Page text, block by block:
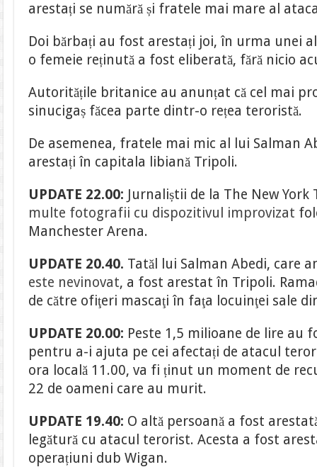
arestați se numără și fratele mai mare al
Doi bărbați au fost arestați joi, în urma unei
o femeie reținută a fost eliberată, fără nicio
Autoritățile britanice au anunțat că cel mai
sinucigaș făcea parte dintr-o rețea teroristă.
De asemenea, fratele mai mic al lui Salman
arestați în capitala libiană Tripoli.
UPDATE 22.00: Jurnaliștii de la The New
multe fotografii cu dispozitivul improvizat
Manchester Arena.
UPDATE 20.40. Tatăl lui Salman Abedi, care
este nevinovat, a fost arestat în Tripoli.
de către ofiţeri mascaţi în faţa locuinţei sale
UPDATE 20.00: Peste 1,5 milioane de lire au
pentru a-i ajuta pe cei afectați de atacul
ora locală 11.00, va fi ținut un moment de
22 de oameni care au murit.
UPDATE 19.40: O altă persoană a fost
legătură cu atacul terorist. Acesta a fost
operațiuni dub Wigan.